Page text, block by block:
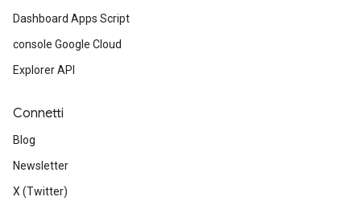
Dashboard Apps Script
console Google Cloud
Explorer API
Connetti
Blog
Newsletter
X (Twitter)